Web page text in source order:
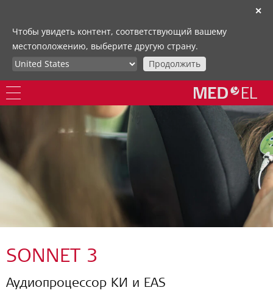
✕
Чтобы увидеть контент, соответствующий вашему
местоположению, выберите другую страну.
Продолжить
SONNET 3
Аудиопроцессор КИ и EAS